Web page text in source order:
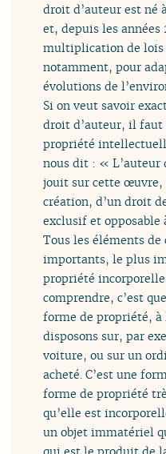
droit d’auteur est né
et, depuis les années
multiplication de
notamment, pour
évolutions de
Si on veut savoir
droit d’auteur, il faut
propriété
nous dit : « L’auteur
jouit sur cette œuvre,
création, d’un droit
exclusif et opposable
Tous les éléments
importants, le plus
propriété
comprendre, c’est
forme de propriété, à
disposons sur, par
voiture, ou sur un
acheté. C’est une
forme de propriété
qu’elle est
un objet immatériel
qui est le produit de